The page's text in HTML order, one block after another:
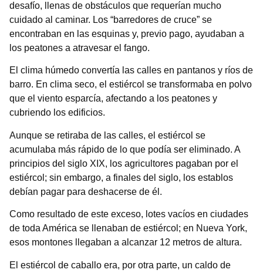
desafío, llenas de obstáculos que requerían mucho
cuidado al caminar. Los “barredores de cruce” se
encontraban en las esquinas y, previo pago, ayudaban a
los peatones a atravesar el fango.
El clima húmedo convertía las calles en pantanos y ríos de
barro. En clima seco, el estiércol se transformaba en polvo
que el viento esparcía, afectando a los peatones y
cubriendo los edificios.
Aunque se retiraba de las calles, el estiércol se
acumulaba más rápido de lo que podía ser eliminado. A
principios del siglo XIX, los agricultores pagaban por el
estiércol; sin embargo, a finales del siglo, los establos
debían pagar para deshacerse de él.
Como resultado de este exceso, lotes vacíos en ciudades
de toda América se llenaban de estiércol; en Nueva York,
esos montones llegaban a alcanzar 12 metros de altura.
El estiércol de caballo era, por otra parte, un caldo de